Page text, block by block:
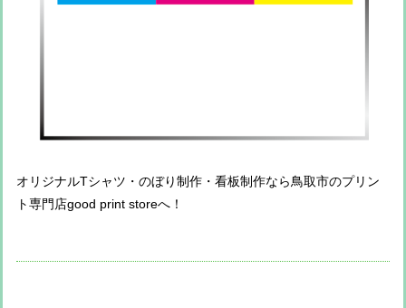
オリジナルTシャツ・のぼり制作・看板制作なら鳥取市のプリン
ト専門店good print storeへ！